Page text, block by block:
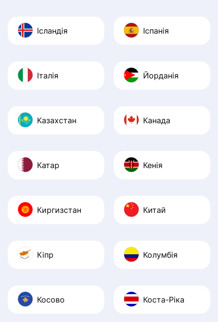
Ісландія Іспанія
Італія Йорданія
Казахстан Канада
Катар Кенія
Киргизстан Китай
Кіпр Колумбія
Косово Коста-Ріка